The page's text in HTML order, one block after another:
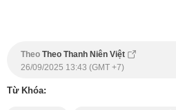
Theo Theo Thanh Niên Việt
26/09/2025 13:43 (GMT +7)
Từ Khóa: